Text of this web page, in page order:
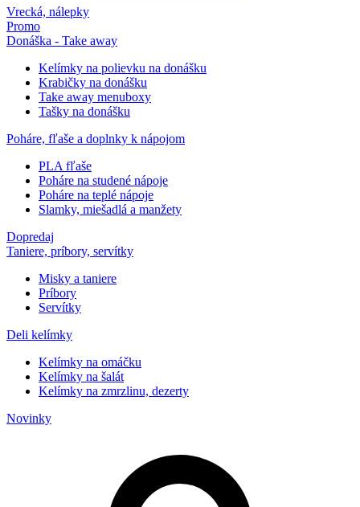
Vrecká, nálepky
Promo
Donáška - Take away
Kelímky na polievku na donášku
Krabičky na donášku
Take away menuboxy
Tašky na donášku
Poháre, fľaše a doplnky k nápojom
PLA fľaše
Poháre na studené nápoje
Poháre na teplé nápoje
Slamky, miešadlá a manžety
Dopredaj
Taniere, príbory, servítky
Misky a taniere
Príbory
Servítky
Deli kelímky
Kelímky na omáčku
Kelímky na šalát
Kelímky na zmrzlinu, dezerty
Novinky